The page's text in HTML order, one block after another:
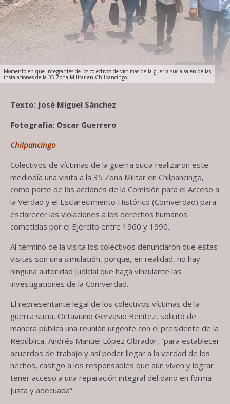
Momento en que integrantes de los colectivos de víctimas de la guerra sucia salen de las
instalaciones de la 35 Zona Militar en Chilpancingo.
Texto: José Miguel Sánchez
Fotografía: Oscar Guerrero
Chilpancingo
Colectivos de víctimas de la guerra sucia realizaron este
mediodía una visita a la 35 Zona Militar en Chilpancingo,
como parte de las acciones de la Comisión para el Acceso a
la Verdad y el Esclarecimiento Histórico (Comverdad) para
esclarecer las violaciones a los derechos humanos
cometidas por el Ejército entre 1960 y 1990.
Al término de la visita los colectivos denunciaron que estas
visitas son una simulación, porque, en realidad, no hay
ninguna autoridad judicial que haga vinculante las
investigaciones de la Comverdad.
El representante legal de los colectivos víctimas de la
guerra sucia, Octaviano Gervasio Benítez, solicitó de
manera pública una reunión urgente con el presidente de la
República, Andrés Manuel López Obrador, “para establecer
acuerdos de trabajo y así poder llegar a la verdad de los
hechos, castigo a los responsables que aún viven y lograr
tener acceso a una reparación integral del daño en forma
justa y adecuada”.